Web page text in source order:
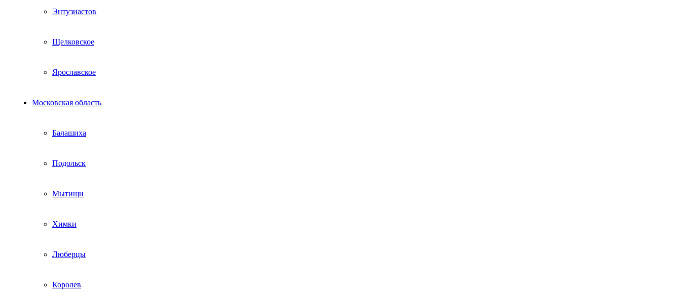
Энтузиастов
Щелковское
Ярославское
Московская область
Балашиха
Подольск
Мытищи
Химки
Люберцы
Королев